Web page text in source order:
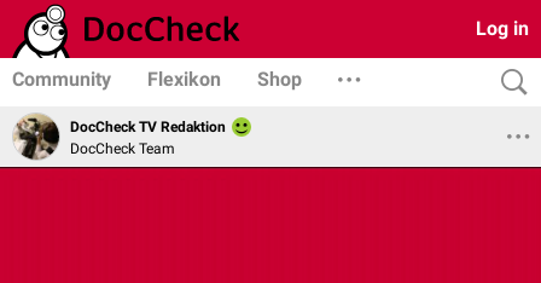
Log in
Community Flexikon Shop
DocCheck TV Redaktion
DocCheck Team